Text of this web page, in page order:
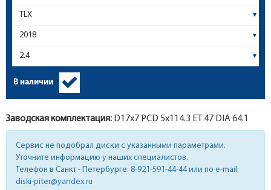
В наличии
Заводская комплектация: D17x7 PCD 5x114.3 ET 47 DIA 64.1
Сервис не подобрал диски с указанными параметрами.
Уточните информацию у наших специалистов.
Телефон в Санкт - Петербурге: 8-921-591-44-44или по e-mail:
diski-piter@yandex.ru